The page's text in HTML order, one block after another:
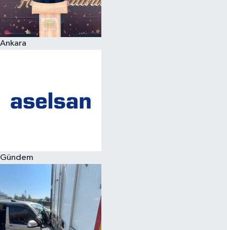
Ankara
Gündem
Spor
Eğitim
Kim kimdir?
Kültür Sanat
Sağlık